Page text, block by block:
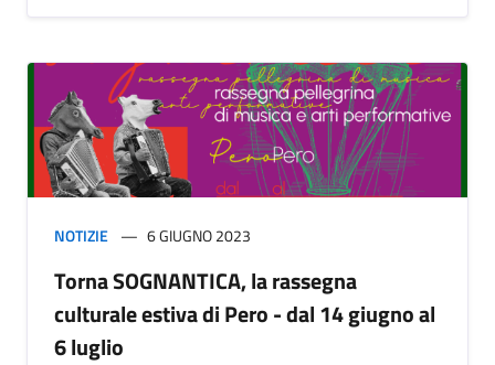
NOTIZIE 6 GIUGNO 2023
Torna SOGNANTICA, la rassegna
culturale estiva di Pero - dal 14 giugno al
6 luglio